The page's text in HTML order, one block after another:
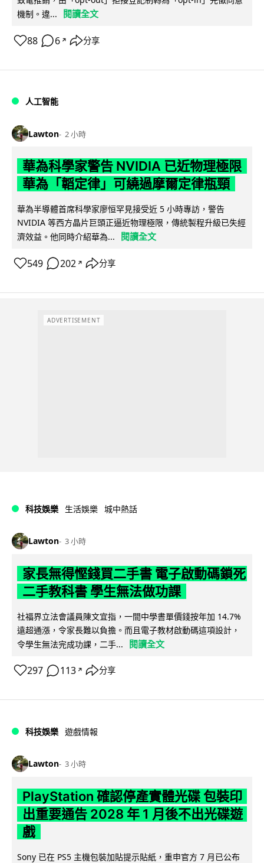
機制。違...
閱讀全文
88 6 ↗ 分享
人工智能
Lawton 2 小時
華為科學家警告 NVIDIA 已近物理極限
華為「韜定律」可繞過摩爾定律瓶頸
華為半導體首席科學家廖恒罕見接受近 5 小時專訪，警告
NVIDIA 等西方晶片巨頭正逼近物理極限，傳統製程升級已失經
濟效益。他同時介紹華為...
閱讀全文
549 202 ↗ 分享
ADVERTISEMENT
科技娛樂 生活娛樂 城中熱話
Lawton 3 小時
家長無得慳錢買二手書 電子啟動碼鎖死
二手教科書 學生無法做功課
社福界立法會議員陳文宜指，一間中學書單價錢按年加 14.7%
遠超通漲，令家長難以負擔。而且電子教材啟動碼這項設計，
令學生無法完成功課，二手...
閱讀全文
297 113 ↗ 分享
科技娛樂 遊戲情報
Lawton 3 小時
PlayStation 確認停產實體光碟 包裝印
出重要通告 2028 年 1 月後不出光碟遊
戲
Sony 已在 PS5 主機包裝加貼提示貼紙，重申官方 7 月已公布